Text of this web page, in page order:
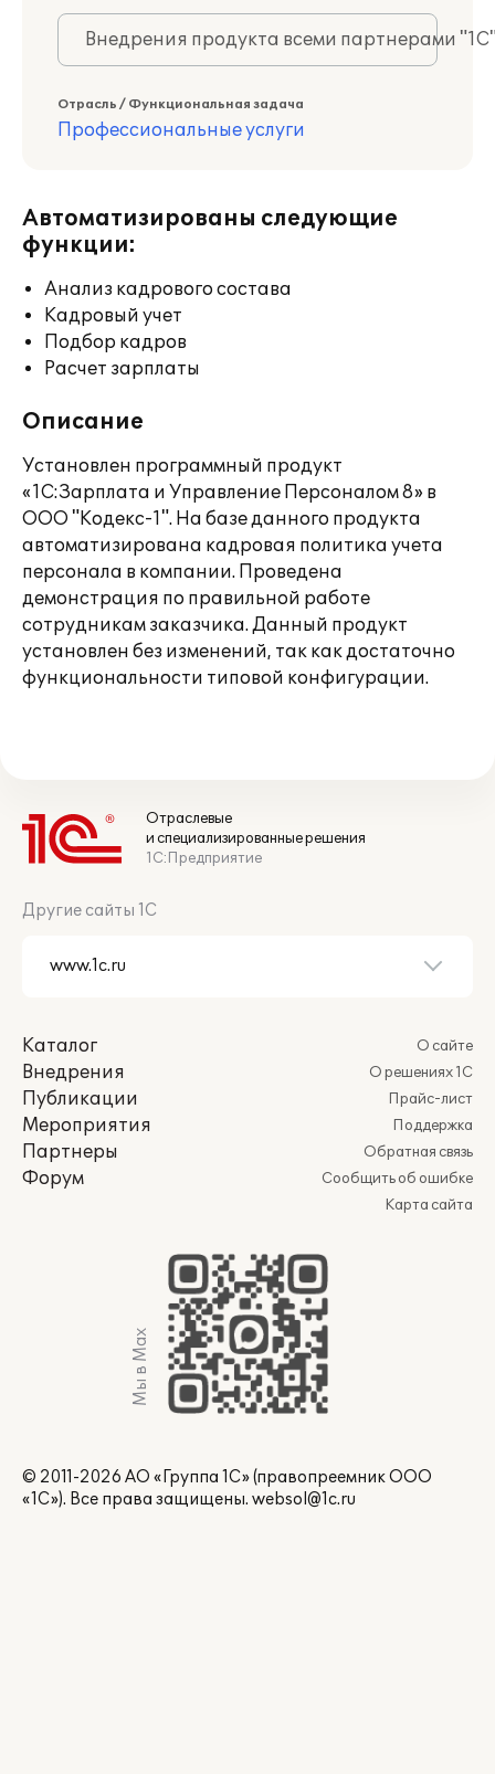
Внедрения продукта всеми партнерами
Отрасль / Функциональная задача
Профессиональные услуги
Автоматизированы следующие
функции:
Анализ кадрового состава
Кадровый учет
Подбор кадров
Расчет зарплаты
Описание
Установлен программный продукт
«1С:Зарплата и Управление Персоналом 8» в
ООО "Кодекс-1". На базе данного продукта
автоматизирована кадровая политика учета
персонала в компании. Проведена
демонстрация по правильной работе
сотрудникам заказчика. Данный продукт
установлен без изменений, так как достаточно
функциональности типовой конфигурации.
Отраслевые
и специализированные решения
1С:Предприятие
Другие сайты 1С
Каталог
Внедрения
Публикации
Мероприятия
Партнеры
Форум
О сайте
О решениях 1С
Прайс-лист
Поддержка
Обратная связь
Сообщить об ошибке
Карта сайта
Мы в Max
© 2011-2026 АО «Группа 1С» (правопреемник ООО
«1С»). Все права защищены. websol@1c.ru